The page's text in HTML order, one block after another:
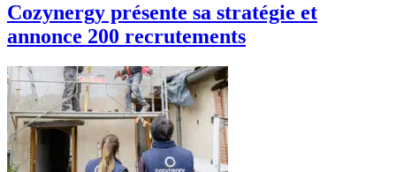
Cozynergy présente sa stratégie et
annonce 200 recrutements